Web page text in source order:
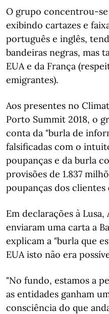
O grupo concentrou-se
exibindo cartazes e
português e inglês,
bandeiras negras, mas
EUA e da França
emigrantes).
Aos presentes no
Porto Summit 2018, o
conta da "burla de
falsificadas com o
poupanças e da burla
provisões de 1.837
poupanças dos clientes
Em declarações à
enviaram uma carta a
explicam a "burla que
EUA isto não era
"No fundo, estamos a
as entidades ganham
consciência do que